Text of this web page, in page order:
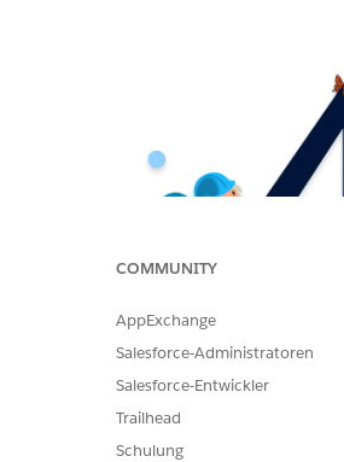
COMMUNITY
AppExchange
Salesforce-Administratoren
Salesforce-Entwickler
Trailhead
Schulung